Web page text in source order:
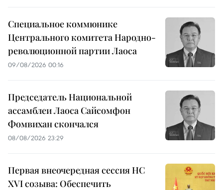
Специальное коммюнике
Центрального комитета Народно-
революционной партии Лаоса
09/08/2026 00:16
Председатель Национальной
ассамблеи Лаоса Сайсомфон
Фомвихан скончался
08/08/2026 23:29
Первая внеочередная сессия НС
XVI созыва: Обеспечить